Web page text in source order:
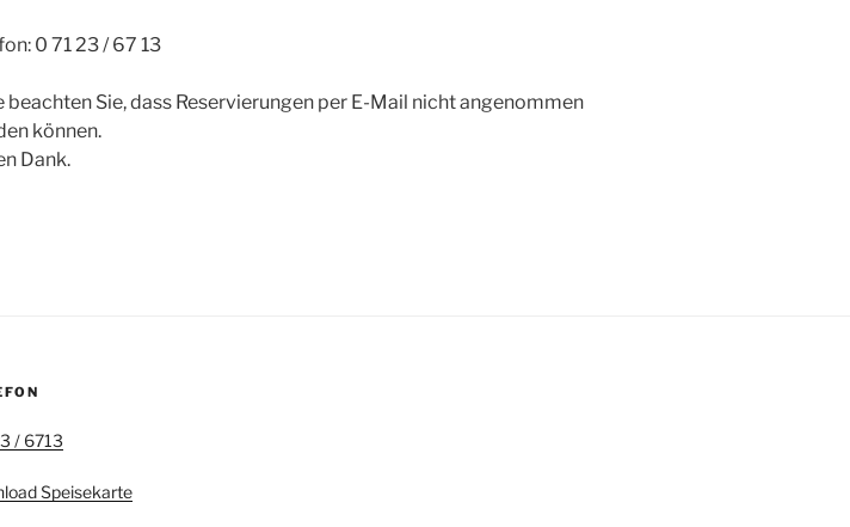
0 71 23 / 67 13
beachten Sie, dass Reservierungen per E-Mail nicht angenommen
können.
Dank.
/ 6713
Speisekarte